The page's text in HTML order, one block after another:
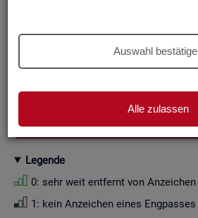
Auswahl
Alle zulassen
Zah­len­wer­te i. d. R. auf Viel­fa­che von
die Fil­ter­mög­lich­kei­ten und die
GESAMTDOWNLOAD
Le­gen­de
0: sehr weit ent­fernt von
1: kein An­zei­chen eines Eng­pas­ses